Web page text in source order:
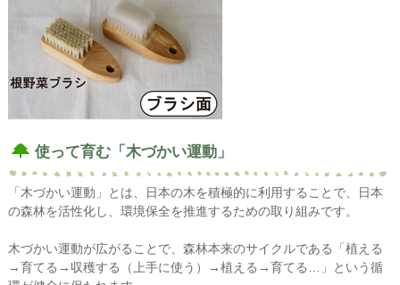
使って育む「木づかい運動」
「木づかい運動」とは、日本の木を積極的に利用することで、日本
の森林を活性化し、環境保全を推進するための取り組みです。
木づかい運動が広がることで、森林本来のサイクルである「植える
→育てる→収穫する（上手に使う）→植える→育てる…」という循